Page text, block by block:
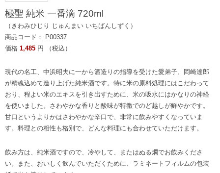
極聖 純米 一番滴 720ml
（きわみひじり じゅんまい いちばんしずく）
商品コード： P00337
価格 1,485 円 （税込）
現代の名工、中浜昭夫に一から酒造りの指導を受けた愛弟子、岡崎達郎
が精魂込めて造り上げた純米酒です。特に米の原料処理にはこだわって
おり、程よい米のエキスを引き出すために、米の吸水にはかなりの神経
を使いました。さわやかな香りと酸味が特徴でのど越しが鮮やかです。
甘口というよりかはさわやかな辛口で、非常に飲みやすくなっていま
す。料理との相性も格別で、どんな料理にも合わせていただけます。
飲み方は、純米酒ですので、冷やして、またはぬる燗でお飲みくださ
い。また、おいしく飲んでいただくために、ラミネートフィルムの包装